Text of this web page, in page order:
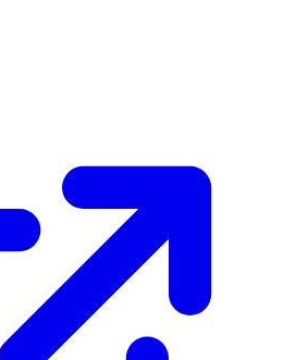
pour recruter des affiliés
telles que les données